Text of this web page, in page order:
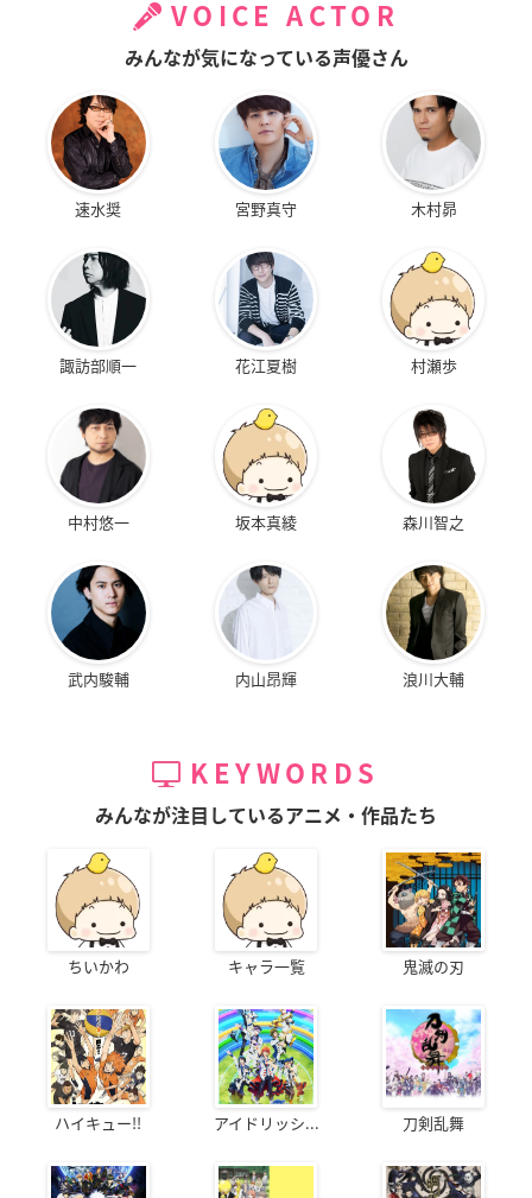
VOICE ACTOR
みんなが気になっている声優さん
速水奨 宮野真守 木村昴
諏訪部順一 花江夏樹 村瀬歩
中村悠一 坂本真綾 森川智之
武内駿輔 内山昂輝 浪川大輔
KEYWORDS
みんなが注目しているアニメ・作品たち
ちいかわ キャラ一覧 鬼滅の刃
ハイキュー!! アイドリッシ... 刀剣乱舞